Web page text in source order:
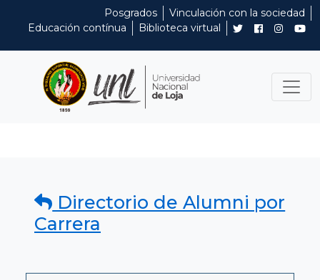
Posgrados
Vinculación con la sociedad
Educación contínua
Biblioteca virtual
Directorio de Alumni por
Carrera